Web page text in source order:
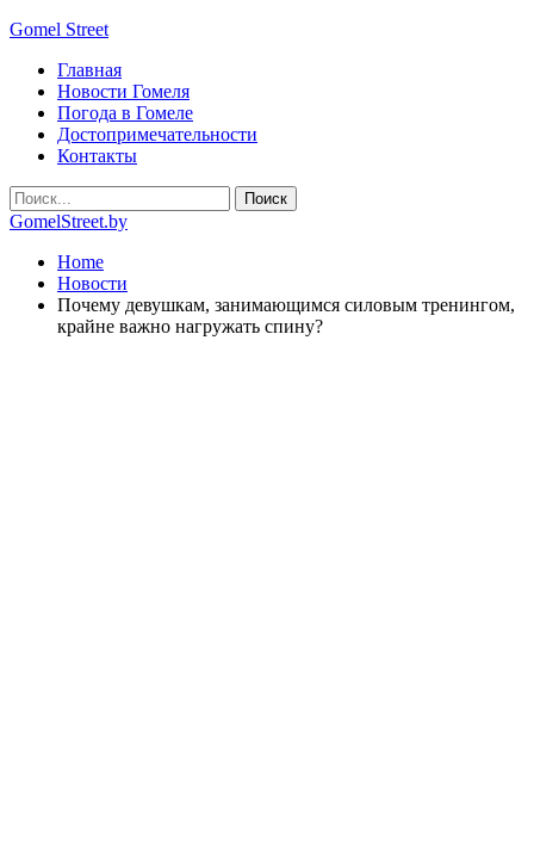
Gomel Street
Главная
Новости Гомеля
Погода в Гомеле
Достопримечательности
Контакты
GomelStreet.by
Home
Новости
Почему девушкам, занимающимся силовым тренингом,
крайне важно нагружать спину?